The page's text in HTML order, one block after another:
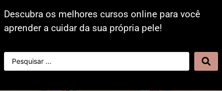
Descubra os melhores cursos online para você
aprender a cuidar da sua própria pele!